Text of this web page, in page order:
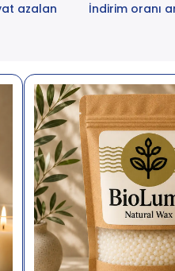
azalan İndirim oranı